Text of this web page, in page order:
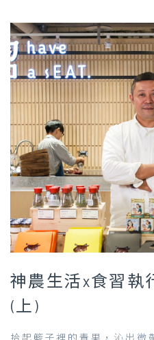
神農生活x食習
(上)
拾起籃子裡的青果，沁出微